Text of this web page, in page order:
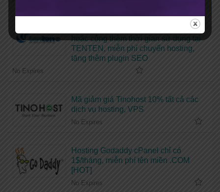
Coupon giảm giá 50% dịch vụ hosting
hoặc cộng thêm thời gian sử dụng tại
TENTEN, miễn phí chuyển hosting,
tặng thêm plugin SEO
No Expires
Mã giảm giá Tinohost 10% tất cả các
dịch vụ hosting, VPS
No Expires
Hosting Godaddy cPanel chỉ có
1$/tháng, miễn phí tên miền .COM
[HOT]
No Expires